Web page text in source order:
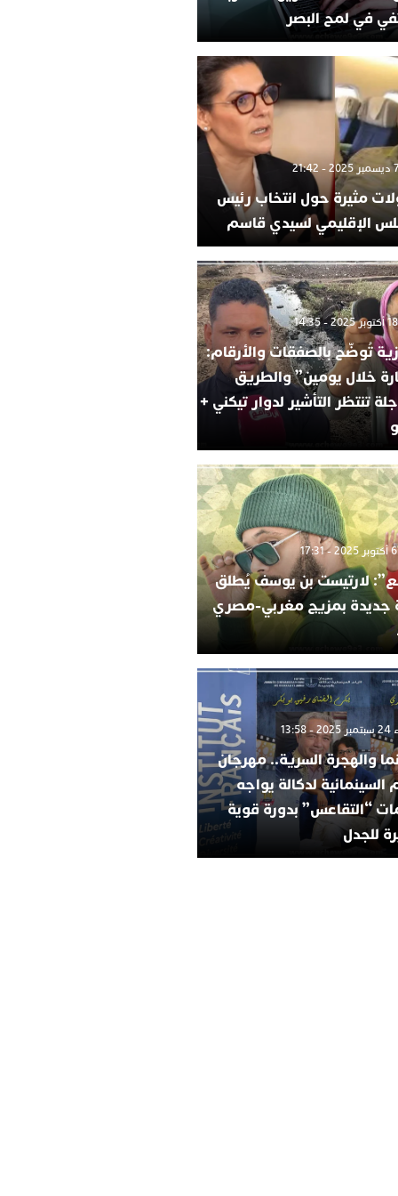
في لمح البصر
مثيرة حول انتخاب رئيس
الإقليمي لسيدي قاسم
تُوضّح بالصفقات والأرقام:
خلال يومين” والطريق
تنتظر التأشير لدوار تيكني +
لارتيست بن يوسف يُطلق
جديدة بمزيج مغربي-مصري
والهجرة السرية.. مهرجان
السينمائية لدكالة يواجه
“التقاعس” بدورة قوية
للجدل